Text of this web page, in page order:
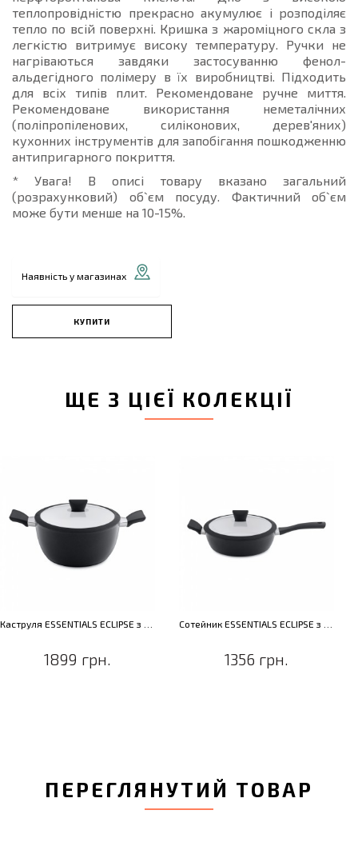
теплопровідністю прекрасно акумулює і розподіляє
тепло по всій поверхні. Кришка з жароміцного скла з
легкістю витримує високу температуру. Ручки не
нагріваються завдяки застосуванню фенол-
альдегідного полімеру в їх виробництві. Підходить
для всіх типів плит. Рекомендоване ручне миття.
Рекомендоване використання неметалічних
(поліпропіленових, силіконових, дерев'яних)
кухонних інструментів для запобігання пошкодженню
антипригарного покриття.
* Увага! В описі товару вказано загальний
(розрахунковий) об`єм посуду. Фактичний об`єм
може бути менше на 10-15%.
Наявність у магазинах
КУПИТИ
ЩЕ З ЦІЄЇ КОЛЕКЦІЇ
1899 грн. 1356 грн.
ПЕРЕГЛЯНУТИЙ ТОВАР